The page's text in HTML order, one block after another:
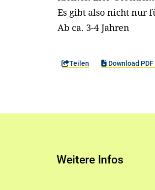
Es gibt also nicht nur
Ab ca. 3-4 Jahren
Teilen Download PDF
Weitere Infos